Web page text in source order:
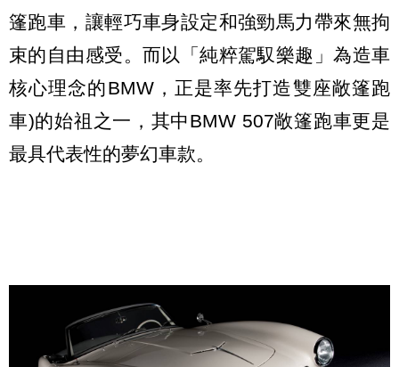
篷跑車，讓輕巧車身設定和強勁馬力帶來無拘
束的自由感受。而以「純粹駕馭樂趣」為造車
核心理念的BMW，正是率先打造雙座敞篷跑
車)的始祖之一，其中BMW 507敞篷跑車更是
最具代表性的夢幻車款。